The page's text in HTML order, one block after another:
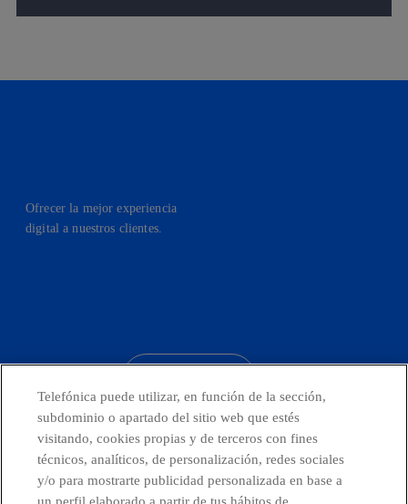
Ofrecer la mejor experiencia
digital a nuestros clientes.
Telefónica en redes sociales
Telefónica puede utilizar, en función de la sección,
subdominio o apartado del sitio web que estés
visitando, cookies propias y de terceros con fines
técnicos, analíticos, de personalización, redes sociales
y/o para mostrarte publicidad personalizada en base a